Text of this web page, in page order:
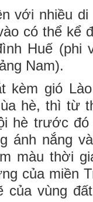
với nhiều
có thể kể
Huế (phi
Nam).
kèm gió
hè, thì từ
hè trước
ánh nắng
màu thời
của miền
của vùng